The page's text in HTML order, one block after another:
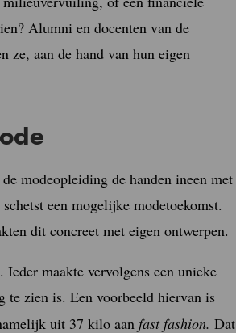
Alumni en docenten van de
ze, aan de hand van hun eigen
modeopleiding de handen ineen met
schetst een mogelijke modetoekomst.
dit concreet met eigen ontwerpen.
maakte vervolgens een unieke
te zien is. Een voorbeeld hiervan is
uit 37 kilo aan fast fashion. Dat